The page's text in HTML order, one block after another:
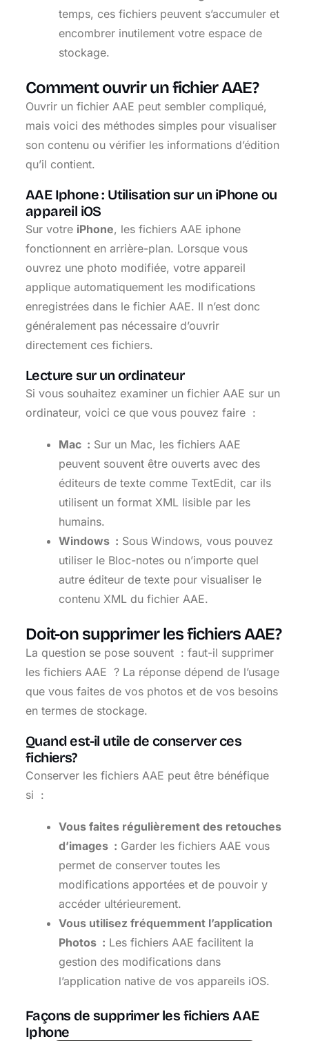
temps, ces fichiers peuvent s’accumuler et
encombrer inutilement votre espace de
stockage.
Comment ouvrir un fichier AAE?
Ouvrir un fichier AAE peut sembler compliqué,
mais voici des méthodes simples pour visualiser
son contenu ou vérifier les informations d’édition
qu’il contient.
AAE Iphone : Utilisation sur un iPhone ou
appareil iOS
Sur votre iPhone, les fichiers AAE iphone
fonctionnent en arrière-plan. Lorsque vous
ouvrez une photo modifiée, votre appareil
applique automatiquement les modifications
enregistrées dans le fichier AAE. Il n’est donc
généralement pas nécessaire d’ouvrir
directement ces fichiers.
Lecture sur un ordinateur
Si vous souhaitez examiner un fichier AAE sur un
ordinateur, voici ce que vous pouvez faire :
Mac : Sur un Mac, les fichiers AAE
peuvent souvent être ouverts avec des
éditeurs de texte comme TextEdit, car ils
utilisent un format XML lisible par les
humains.
Windows : Sous Windows, vous pouvez
utiliser le Bloc-notes ou n’importe quel
autre éditeur de texte pour visualiser le
contenu XML du fichier AAE.
Doit-on supprimer les fichiers AAE?
La question se pose souvent : faut-il supprimer
les fichiers AAE ? La réponse dépend de l’usage
que vous faites de vos photos et de vos besoins
en termes de stockage.
Quand est-il utile de conserver ces
fichiers?
Conserver les fichiers AAE peut être bénéfique
si :
Vous faites régulièrement des retouches
d’images : Garder les fichiers AAE vous
permet de conserver toutes les
modifications apportées et de pouvoir y
accéder ultérieurement.
Vous utilisez fréquemment l’application
Photos : Les fichiers AAE facilitent la
gestion des modifications dans
l’application native de vos appareils iOS.
Façons de supprimer les fichiers AAE
Iphone